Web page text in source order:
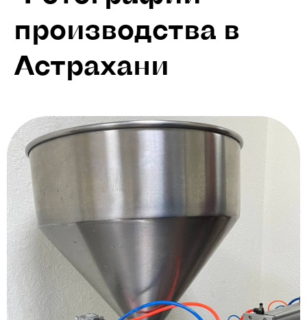
производства в
Астрахани